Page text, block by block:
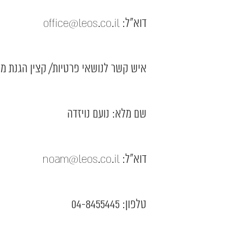
דוא"ל: office@leos.co.il
איש קשר לנושאי פרטיות/ קצין הגנת
שם מלא: נועם נויזדה
דוא"ל: noam@leos.co.il
טלפון: 04-8455445